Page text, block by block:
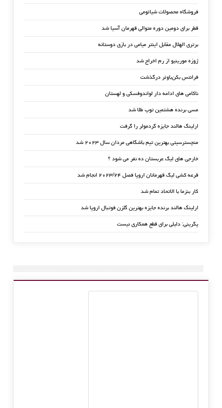
فروشگاه محصولات شیائومی
قطر برای دومین دوره متوالی قهرمان آسیا شد
برتری الهلال مقابل اینتر میامی در بازی دوستانه
ژوزه مورینیو از رم اخراج شد
فرانتس بکن‌باوئر درگذشت
ناکامی های ادامه دار لواندوفسکی و لهستان
مسی برنده هشتمین توپ طلا شد
ارلینگ هالند جایزه گردمولر را گرفت
منچسترسیتی بهترین تیم باشگاهی مردان سال ۲۰۲۳ شد
خارجی های لیگ عربستان ده نفر می شود ؟
قرعه کشی لیگ قهرمانان اروپا فصل ۲۰۲۳/۲۴ انجام شد
کار بنزما با الاتحاد تمام شد
ارلینگ هالند برنده جایزه بهترین گلزن فوتبال اروپا شد
پگرینی: دلیلی برای قطع همکاری نیست